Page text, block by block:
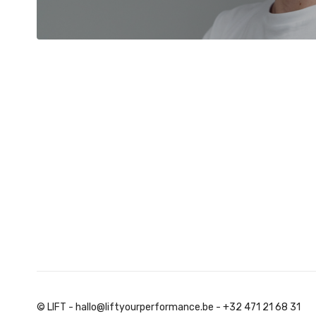
© LIFT - hallo@liftyourperformance.be - +32 471 21 68 31